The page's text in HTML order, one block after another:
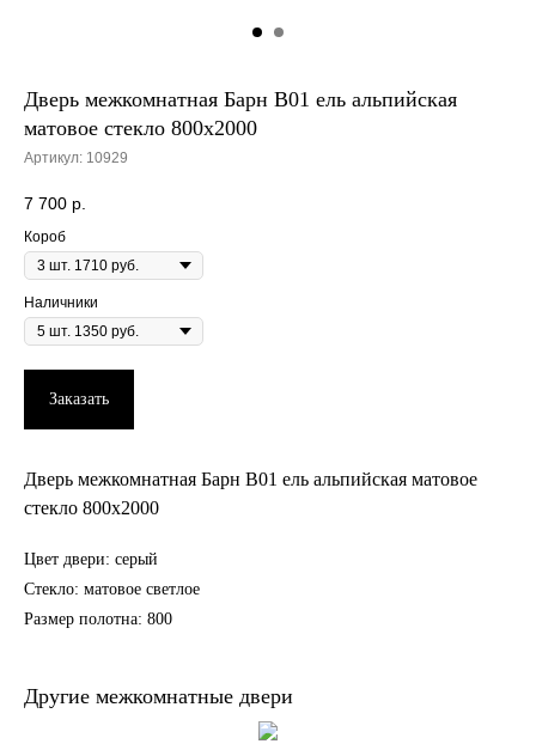
Дверь межкомнатная Барн B01 ель альпийская
матовое стекло 800х2000
Артикул: 10929
7 700 р.
Короб
Наличники
Заказать
Дверь межкомнатная Барн B01 ель альпийская матовое
стекло 800х2000
Цвет двери: серый
Стекло: матовое светлое
Размер полотна: 800
Другие межкомнатные двери